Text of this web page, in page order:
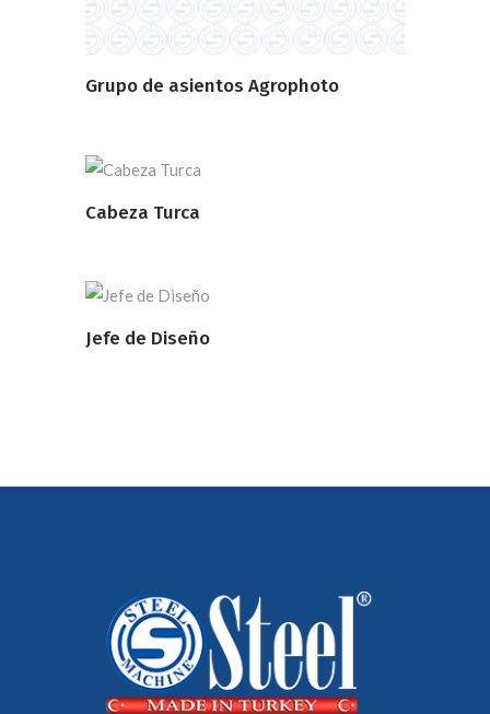
Grupo de asientos Agrophoto
Cabeza Turca
LEER MÁS
Jefe de Diseño